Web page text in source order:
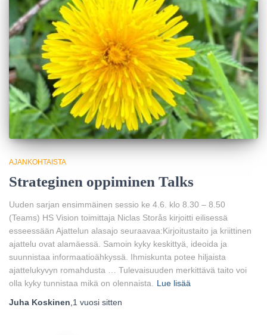
AJANKOHTAISTA
Strateginen oppiminen Talks
Uuden sarjan ensimmäinen sessio ke 4.6. klo 8.30 – 8.50
(Teams) HS Vision toimittaja Niclas Storås kirjoitti eilisessä
esseessään Ajattelun alasajo seuraavaa:Kirjoitustaito ja kriittinen
ajattelu ovat alamäessä. Samoin kyky keskittyä, ideoida ja
suunnistaa informaatio­ähkyssä. Ihmiskunta potee hiljaista
ajattelukyvyn romahdusta … Tulevaisuuden merkittävä taito voi
olla kyky tunnistaa mikä on olennaista.
Lue lisää
Juha Koskinen 1 vuosi sitten